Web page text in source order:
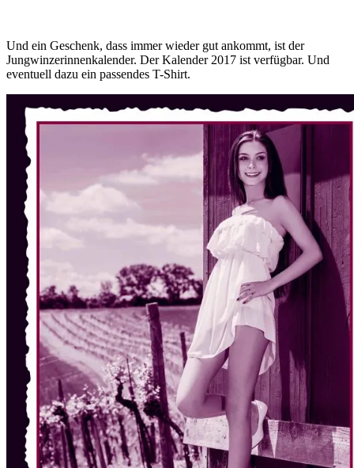
Und ein Geschenk, dass immer wieder gut ankommt, ist der
Jungwinzerinnenkalender. Der Kalender 2017 ist verfügbar. Und
eventuell dazu ein passendes T-Shirt.